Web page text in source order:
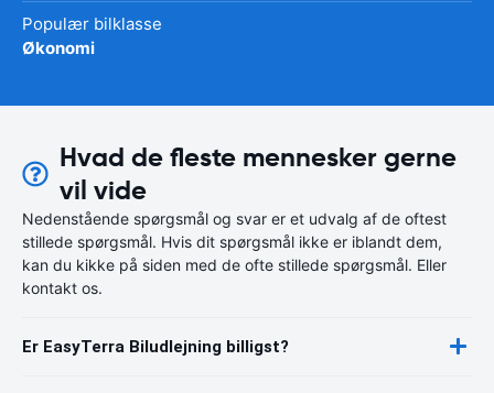
Populær bilklasse
Økonomi
Hvad de fleste mennesker gerne
vil vide
Nedenstående spørgsmål og svar er et udvalg af de oftest
stillede spørgsmål. Hvis dit spørgsmål ikke er iblandt dem,
kan du kikke på siden med de ofte stillede spørgsmål. Eller
kontakt os.
Er EasyTerra Biludlejning billigst?